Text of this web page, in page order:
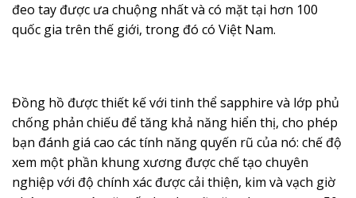
đeo tay được ưa chuộng nhất và có mặt tại hơn 100
quốc gia trên thế giới, trong đó có Việt Nam.
Đồng hồ được thiết kế với tinh thể sapphire và lớp phủ
chống phản chiếu để tăng khả năng hiển thị, cho phép
bạn đánh giá cao các tính năng quyến rũ của nó: chế độ
xem một phần khung xương được chế tạo chuyên
nghiệp với độ chính xác được cải thiện, kim và vạch giờ